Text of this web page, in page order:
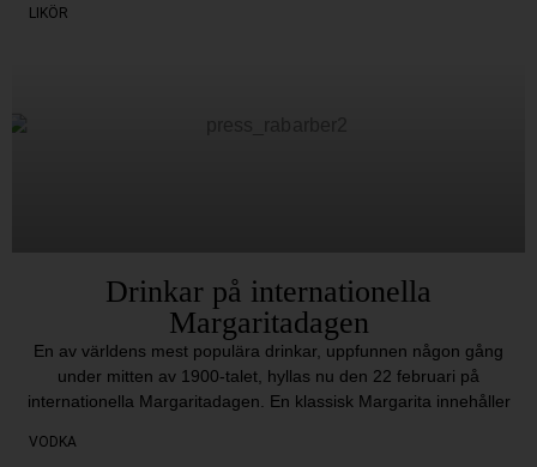
LIKÖR
Drinkar på internationella
Margaritadagen
En av världens mest populära drinkar, uppfunnen någon gång
under mitten av 1900-talet, hyllas nu den 22 februari på
internationella Margaritadagen. En klassisk Margarita innehåller
VODKA